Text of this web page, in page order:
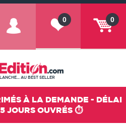
0
0
AU BEST SELLER
À LA DEMANDE - DÉLAI
JOURS OUVRÉS ⏱️